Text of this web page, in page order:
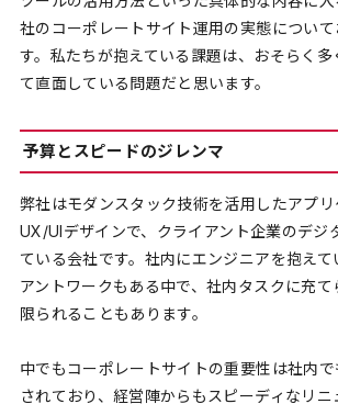
社のコーポレートサイト運用の実態につい
す。私たちが抱えている課題は、おそらく多
て直面している問題だと思います。
予算とスピードのジレンマ
弊社はモダンスタック技術を活用したアプ
UX/UIデザインで、クライアント企業のデジ
ている会社です。社内にエンジニアを抱えて
アントワークもある中で、社内タスクに充て
限られることもあります。
中でもコーポレートサイトの重要性は社内
されており、経営陣からもスピーディなリニ